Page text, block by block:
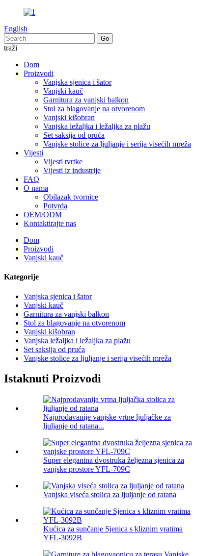
English
traži
Dom
Proizvodi
Vanjska sjenica i šator
Vanjski kauč
Garnitura za vanjski balkon
Stol za blagovanje na otvorenom
Vanjski kišobran
Vanjska ležaljka i ležaljka za plažu
Set saksija od pruća
Vanjske stolice za ljuljanje i serija visećih mreža
Vijesti
Vijesti tvrtke
Vijesti iz industrije
FAQ
O nama
Obilazak tvornice
Potvrda
OEM/ODM
Kontaktirajte nas
Dom
Proizvodi
Vanjski kauč
Kategorije
Vanjska sjenica i šator
Vanjski kauč
Garnitura za vanjski balkon
Stol za blagovanje na otvorenom
Vanjski kišobran
Vanjska ležaljka i ležaljka za plažu
Set saksija od pruća
Vanjske stolice za ljuljanje i serija visećih mreža
Istaknuti Proizvodi
Najprodavanije vanjske vrtne ljuljačke za
ljuljanje od ratana...
Super elegantna dvostruka željezna sjenica za
vanjske prostore YFL-709C
Vanjska viseća stolica za ljuljanje od ratana
Kućica za sunčanje Sjenica s kliznim vratima
YFL-3092B